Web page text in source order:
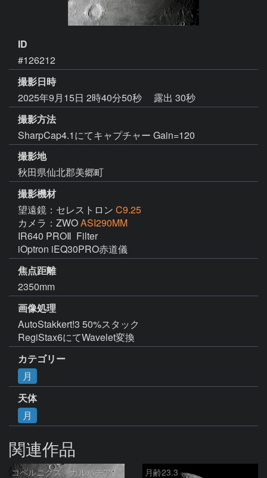
ID
#126212
撮影日時
2025年9月15日 2時40分50秒
露出 30秒
撮影方法
SharpCap4.1にてキャプチャー Gain=120
撮影地
秋田県仙北郡美郷町
撮影機材
望遠鏡：セレストロン C9.25
カメラ：ZWOASI290MM
IR640 PROⅡ  Filter
焦点距離
2350mm
画像処理
AutoStakkert!3 50%スタック
RegiStax6にてWavelet変換
カテゴリー
月
天体
月
関連作品
コペルニクス、カルパチア山脈付近 月齢23.3